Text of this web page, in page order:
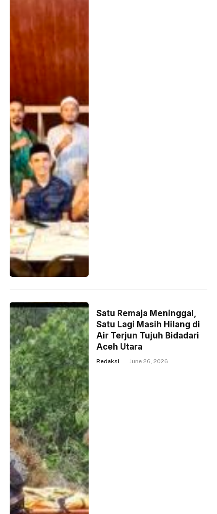
Satu Remaja Meninggal,
Satu Lagi Masih Hilang di
Air Terjun Tujuh Bidadari
Aceh Utara
Redaksi June 26, 2026